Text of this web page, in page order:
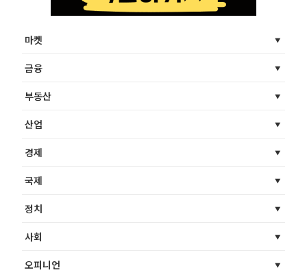
마켓
금융
부동산
산업
경제
국제
정치
사회
오피니언